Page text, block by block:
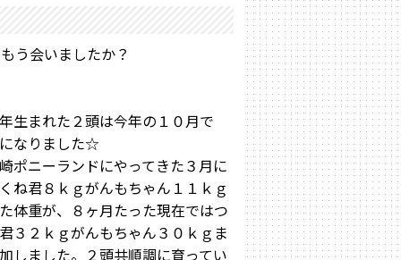
う会いましたか？
まれた２頭は今年の１０月で
なりました☆
ニーランドにやってきた３月に
ね君８ｋｇがんもちゃん１１ｋｇ
体重が、８ヶ月たった現在ではつ
３２ｋｇがんもちゃん３０ｋｇま
しました。２頭共順調に育ってい